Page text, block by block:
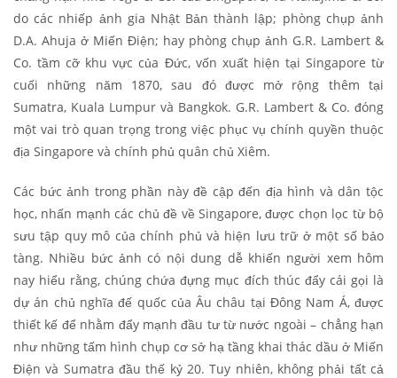
do các nhiếp ảnh gia Nhật Bản thành lập; phòng chụp ảnh
D.A. Ahuja ở Miến Điện; hay phòng chụp ảnh G.R. Lambert &
Co. tầm cỡ khu vực của Đức, vốn xuất hiện tại Singapore từ
cuối những năm 1870, sau đó được mở rộng thêm tại
Sumatra, Kuala Lumpur và Bangkok. G.R. Lambert & Co. đóng
một vai trò quan trọng trong việc phục vụ chính quyền thuộc
địa Singapore và chính phủ quân chủ Xiêm.
Các bức ảnh trong phần này đề cập đến địa hình và dân tộc
học, nhấn mạnh các chủ đề về Singapore, được chọn lọc từ bộ
sưu tập quy mô của chính phủ và hiện lưu trữ ở một số bảo
tàng. Nhiều bức ảnh có nội dung dễ khiến người xem hôm
nay hiểu rằng, chúng chứa đựng mục đích thúc đẩy cái gọi là
dự án chủ nghĩa đế quốc của Âu châu tại Đông Nam Á, được
thiết kế để nhằm đẩy mạnh đầu tư từ nước ngoài – chẳng hạn
như những tấm hình chụp cơ sở hạ tầng khai thác dầu ở Miến
Điện và Sumatra đầu thế kỷ 20. Tuy nhiên, không phải tất cả